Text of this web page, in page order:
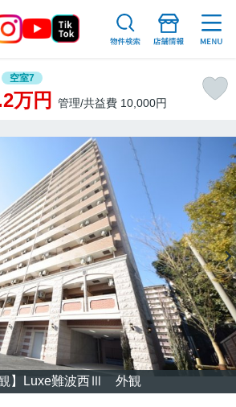
空室7
万円 管理/共益費 10,000円
観】Luxe難波西Ⅲ 外観